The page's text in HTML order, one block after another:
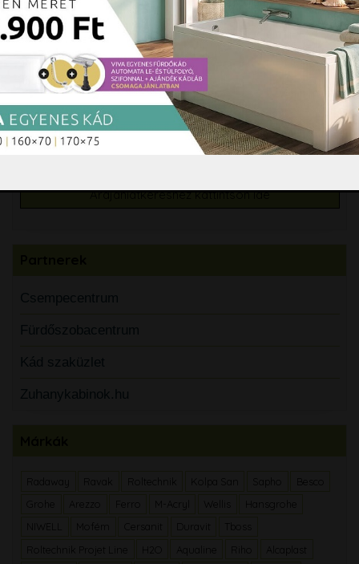
Burkolási segédanyagok
Csempe, padlólap, mozaik
Árajánlatkérés
Árajánlatkéréshez kattintson ide
Csempecentrum
Fürdőszobacentrum
Kád szaküzlet
Zuhanykabinok.hu
Roltechnik Kolpa San
Besco
Grohe
Arezzo Ferro M-Acryl Wellis
Hansgrohe
Mofém Cersanit Duravit
Tboss
Roltechnik Projet Line
H2O Aqualine
Alcaplast